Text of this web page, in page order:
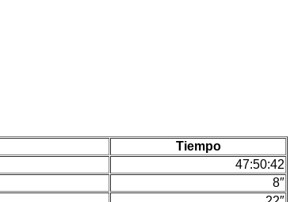
Tiempo
47:50:42
8″